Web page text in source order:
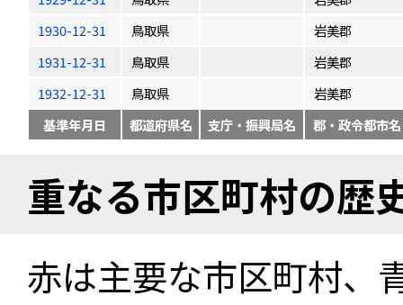
1930-12-31
鳥取県
岩美郡
1931-12-31
鳥取県
岩美郡
1932-12-31
鳥取県
岩美郡
基準年月日
都道府県名 支庁・振興局名 郡・政令都市名
重なる市区町村の歴
赤は主要な市区町村、